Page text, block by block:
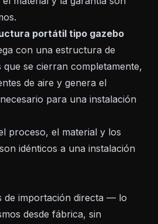
portátil tipo gazebo
con una estructura de
se cierran completamente,
de aire y genera el
para una instalación
proceso, el material y los
idénticos a una instalación
de importación directa — lo
desde fábrica, sin